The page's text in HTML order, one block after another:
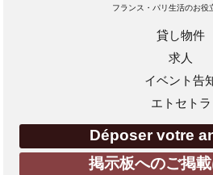
フランス・パリ生活のお役
貸し物件
求人
イベント告
エトセトラ
Déposer votre
掲示板へのご掲